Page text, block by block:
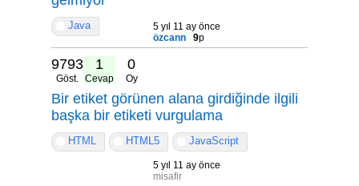
Java
5 yıl 11 ay önce
özcann
9p
9793
Göst.
1
Cevap
0
Oy
Bir etiket görünen alana girdiğinde ilgili
başka bir etiketi vurgulama
HTML HTML5 JavaScript
5 yıl 11 ay önce
misafir